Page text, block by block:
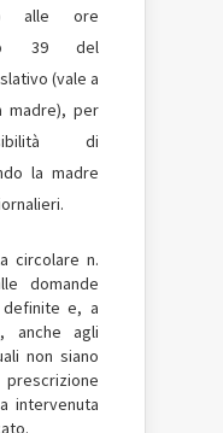
alle ore
39 del
(vale a
madre), per
di
la madre
circolare n.
domande
e, a
anche agli
non siano
intervenuta